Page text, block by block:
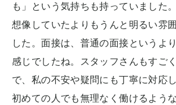
も」という気持ちも持っていました
想像していたよりもうんと明るい雰
した。面接は、普通の面接というよ
感じでしたね。スタッフさんもすご
で、私の不安や疑問にも丁寧に対応
初めての人でも無理なく働けるよう